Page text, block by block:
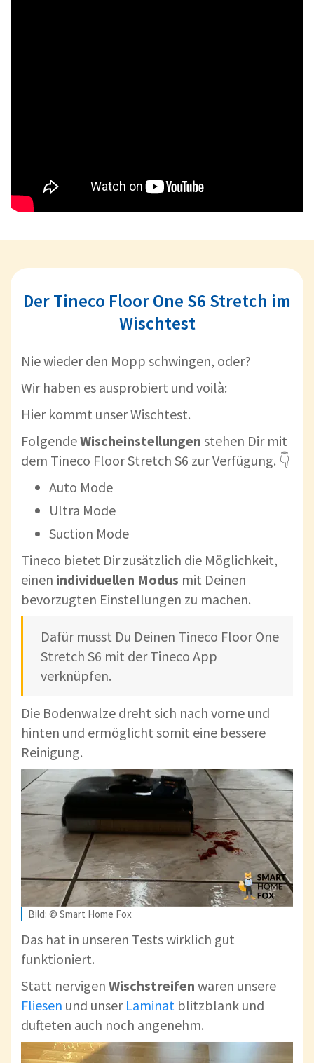
Der Tineco Floor One S6 Stretch im
Wischtest
Nie wieder den Mopp schwingen, oder?
Wir haben es ausprobiert und voilà:
Hier kommt unser Wischtest.
FolgendeWischeinstellungen stehen Dir mit
dem Tineco Floor Stretch S6 zur Verfügung. 👇
Auto Mode
Ultra Mode
Suction Mode
Tineco bietet Dir zusätzlich die Möglichkeit,
einen individuellen Modus mit Deinen
bevorzugten Einstellungen zu machen.
Dafür musst Du Deinen Tineco Floor One
Stretch S6 mit der Tineco App
verknüpfen.
Die Bodenwalze dreht sich nach vorne und
hinten und ermöglicht somit eine bessere
Reinigung.
Bild: © Smart Home Fox
Das hat in unseren Tests wirklich gut
funktioniert.
Statt nervigen Wischstreifen waren unsere
Fliesen und unser Laminat blitzblank und
dufteten auch noch angenehm.